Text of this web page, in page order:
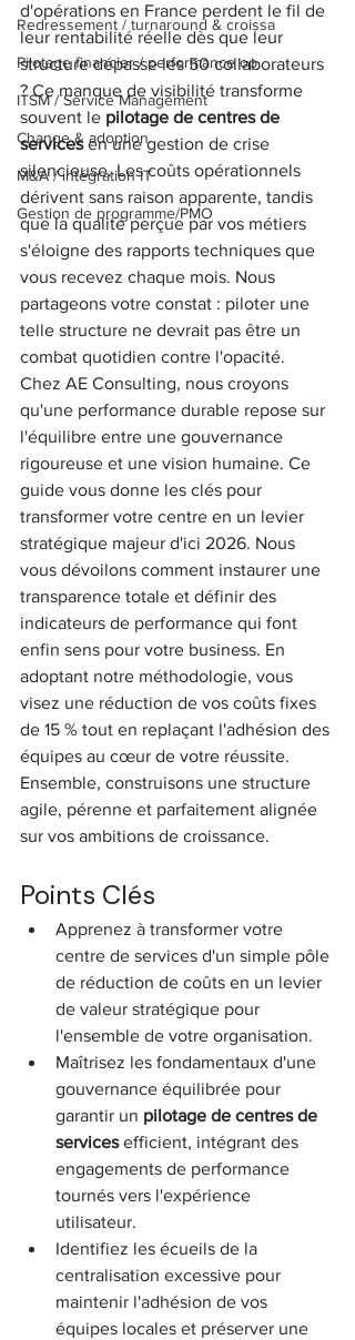
Redressement / turnaround & croissa
Pilotage financier / performance op
ITSM / Service Management
Change & adoption
M&A / intégration IT
Gestion de programme/PMO
d'opérations en France perdent le fil de
leur rentabilité réelle dès que leur
structure dépasse les 50 collaborateurs
? Ce manque de visibilité transforme
souvent le pilotage de centres de
services en une gestion de crise
silencieuse. Les coûts opérationnels
dérivent sans raison apparente, tandis
que la qualité perçue par vos métiers
s'éloigne des rapports techniques que
vous recevez chaque mois. Nous
partageons votre constat : piloter une
telle structure ne devrait pas être un
combat quotidien contre l'opacité.
Chez AE Consulting, nous croyons
qu'une performance durable repose sur
l'équilibre entre une gouvernance
rigoureuse et une vision humaine. Ce
guide vous donne les clés pour
transformer votre centre en un levier
stratégique majeur d'ici 2026. Nous
vous dévoilons comment instaurer une
transparence totale et définir des
indicateurs de performance qui font
enfin sens pour votre business. En
adoptant notre méthodologie, vous
visez une réduction de vos coûts fixes
de 15 % tout en replaçant l'adhésion des
équipes au cœur de votre réussite.
Ensemble, construisons une structure
agile, pérenne et parfaitement alignée
sur vos ambitions de croissance.
Points Clés
Apprenez à transformer votre
centre de services d'un simple pôle
de réduction de coûts en un levier
de valeur stratégique pour
l'ensemble de votre organisation.
Maîtrisez les fondamentaux d'une
gouvernance équilibrée pour
garantir un pilotage de centres de
services efficient, intégrant des
engagements de performance
tournés vers l'expérience
utilisateur.
Identifiez les écueils de la
centralisation excessive pour
maintenir l'adhésion de vos
équipes locales et préserver une